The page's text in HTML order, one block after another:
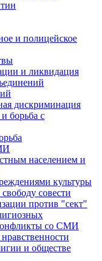
и полицейское
и ликвидация
дискриминация
борьба с
населением и
культуры
совести
против "сект"
со СМИ
и обществе